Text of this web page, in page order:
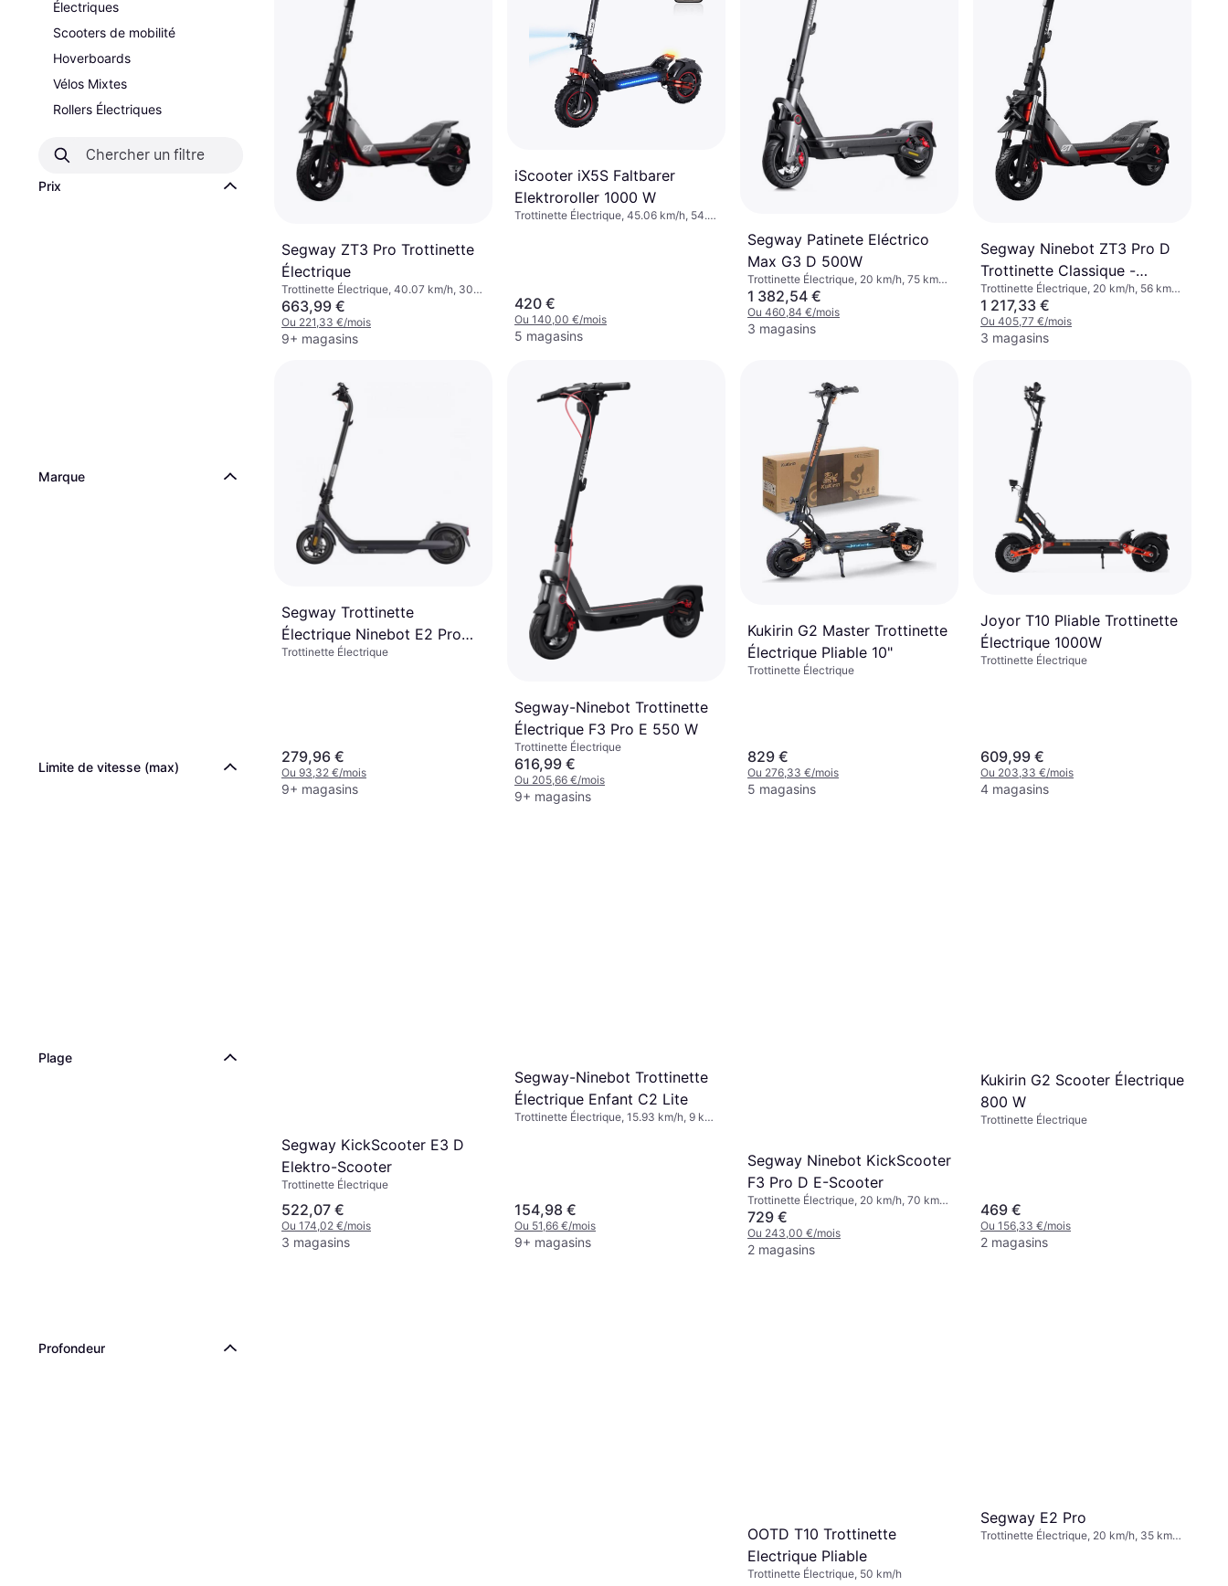
Électriques
Scooters de mobilité
Hoverboards
Vélos Mixtes
Rollers Électriques
Prix
Marque
Limite de vitesse (max)
Plage
Profondeur
Segway ZT3 Pro Trottinette
Électrique
Trottinette Électrique, 40.07 km/h, 30
km Plage
663,99 €
Ou 221,33 €/mois
9+ magasins
iScooter iX5S Faltbarer
Elektroroller 1000 W
Trottinette Électrique, 45.06 km/h, 54.7
420 €
Ou 140,00 €/mois
5 magasins
Segway Patinete Eléctrico
Max G3 D 500W
Trottinette Électrique, 20 km/h, 75 km
Plage
1 382,54 €
Ou 460,84 €/mois
3 magasins
Segway Ninebot ZT3 Pro D
Trottinette Classique -
Noir/Gris/Rouge
Trottinette Électrique, 20 km/h, 56 km
Plage
1 217,33 €
Ou 405,77 €/mois
3 magasins
Segway Trottinette
Électrique Ninebot E2 Pro
10" 750W
Trottinette Électrique
279,96 €
Ou 93,32 €/mois
9+ magasins
Segway-Ninebot Trottinette
Électrique F3 Pro E 550 W
Trottinette Électrique
616,99 €
Ou 205,66 €/mois
9+ magasins
Kukirin G2 Master Trottinette
Électrique Pliable 10"
Trottinette Électrique
829 €
Ou 276,33 €/mois
5 magasins
Joyor T10 Pliable Trottinette
Électrique 1000W
Trottinette Électrique
609,99 €
Ou 203,33 €/mois
4 magasins
Segway KickScooter E3 D
Elektro-Scooter
Trottinette Électrique
522,07 €
Ou 174,02 €/mois
3 magasins
Segway-Ninebot Trottinette
Électrique Enfant C2 Lite
Trottinette Électrique, 15.93 km/h, 9 km
154,98 €
Ou 51,66 €/mois
9+ magasins
Segway Ninebot KickScooter
F3 Pro D E-Scooter
Trottinette Électrique, 20 km/h, 70 km
Plage
729 €
Ou 243,00 €/mois
2 magasins
Kukirin G2 Scooter Électrique
800 W
Trottinette Électrique
469 €
Ou 156,33 €/mois
2 magasins
OOTD T10 Trottinette
Electrique Pliable
Trottinette Électrique, 50 km/h
Segway E2 Pro
Trottinette Électrique, 20 km/h, 35 km